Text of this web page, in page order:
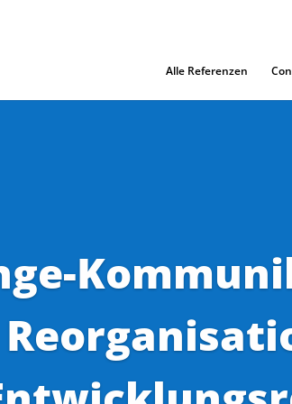
Alle Referenzen